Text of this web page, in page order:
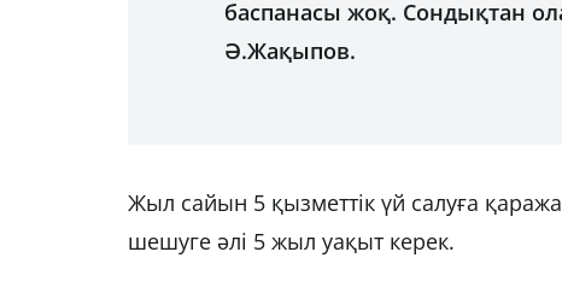
баспанасы жоқ. Сондықтан
Ә.Жақыпов.
Жыл сайын 5 қызметтік үй салуға
шешуге әлі 5 жыл уақыт керек.